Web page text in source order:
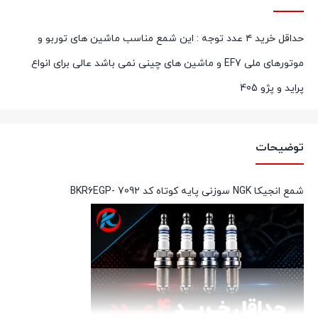
حداقل خرید ۴ عدد توجه : این شمع مناسب ماشین های توربو و
موتورهای ملی EF7 و ماشین های چینی نمی باشد عالی برای انواع
پراید و پژو 405
توضیحات
شمع انجیکا NGK سوزنی پایه کوتاه کد BKR6EGP- 7092